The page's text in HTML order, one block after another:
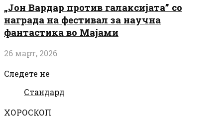
„Јон Вардар против галаксијата” со
награда на фестивал за научна
фантастика во Мајами
26 март, 2026
Следете не
Стандард
ХОРОСКОП